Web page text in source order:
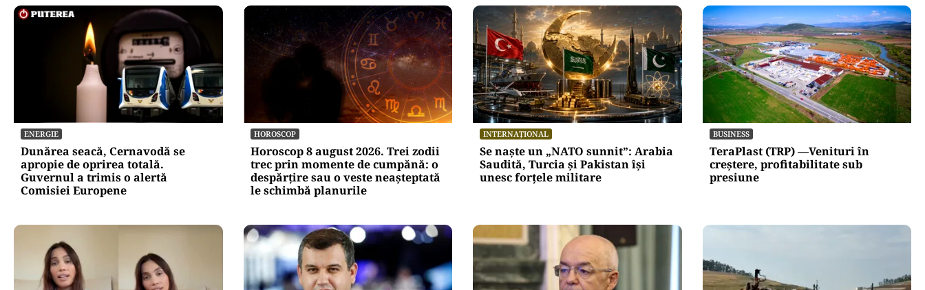
ENERGIE
Dunărea seacă, Cernavodă se
apropie de oprirea totală.
Guvernul a trimis o alertă
Comisiei Europene
HOROSCOP
Horoscop 8 august 2026. Trei zodii
trec prin momente de cumpănă: o
despărțire sau o veste neașteptată
le schimbă planurile
INTERNAȚIONAL
Se naște un „NATO sunnit”: Arabia
Saudită, Turcia și Pakistan își
unesc forțele militare
BUSINESS
TeraPlast (TRP) —Venituri în
creștere, profitabilitate sub
presiune